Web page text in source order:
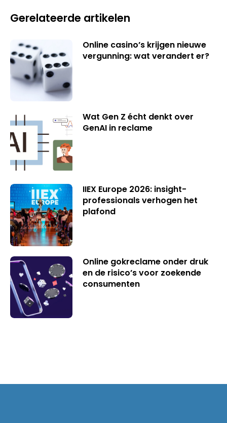
Gerelateerde artikelen
Online casino’s krijgen nieuwe
vergunning: wat verandert er?
Wat Gen Z écht denkt over
GenAI in reclame
IIEX Europe 2026: insight-
professionals verhogen het
plafond
Online gokreclame onder druk
en de risico’s voor zoekende
consumenten